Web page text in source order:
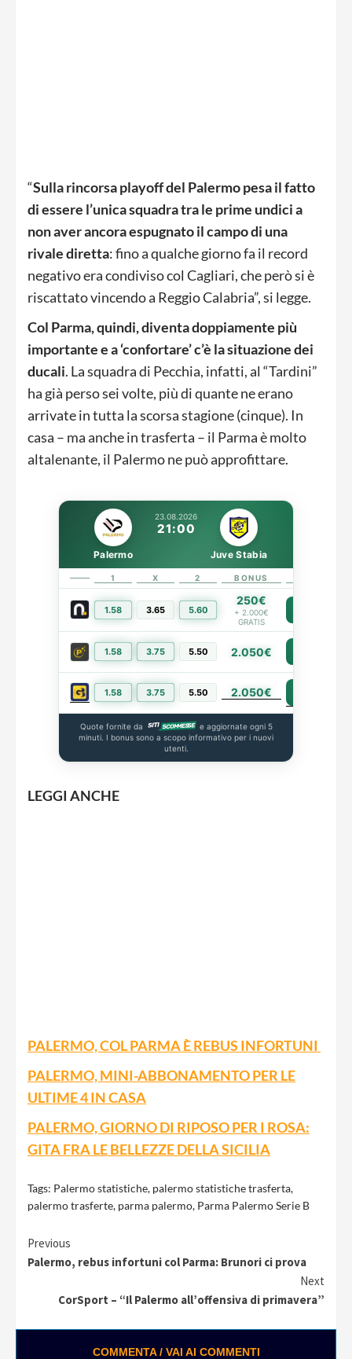
“Sulla rincorsa playoff del Palermo pesa il fatto
di essere l’unica squadra tra le prime undici a
non aver ancora espugnato il campo di una
rivale diretta: fino a qualche giorno fa il record
negativo era condiviso col Cagliari, che però si è
riscattato vincendo a Reggio Calabria”, si legge.
Col Parma, quindi, diventa doppiamente più
importante e a ‘confortare’ c’è la situazione dei
ducali. La squadra di Pecchia, infatti, al “Tardini”
ha già perso sei volte, più di quante ne erano
arrivate in tutta la scorsa stagione (cinque). In
casa – ma anche in trasferta – il Parma è molto
altalenante, il Palermo ne può approfittare.
23.08.2026
21:00
Palermo Juve Stabia
1 X 2 BONUS
1.58 3.65 5.60
250€
+ 2.000€
GRATIS
1.58 3.75 5.50 2.050€
1.58 3.75 5.50 2.050€
Quote fornite da
e aggiornate ogni 5
minuti. I bonus sono a scopo informativo per i nuovi
utenti.
LEGGI ANCHE
PALERMO, COL PARMA È REBUS INFORTUNI
PALERMO, MINI-ABBONAMENTO PER LE
ULTIME 4 IN CASA
PALERMO, GIORNO DI RIPOSO PER I ROSA:
GITA FRA LE BELLEZZE DELLA SICILIA
Tags: Palermo statistiche, palermo statistiche trasferta,
palermo trasferte, parma palermo, Parma Palermo Serie B
Continue
Reading
Previous
Palermo, rebus infortuni col Parma: Brunori ci prova
Next
CorSport – “Il Palermo all’offensiva di primavera”
COMMENTA / VAI AI COMMENTI